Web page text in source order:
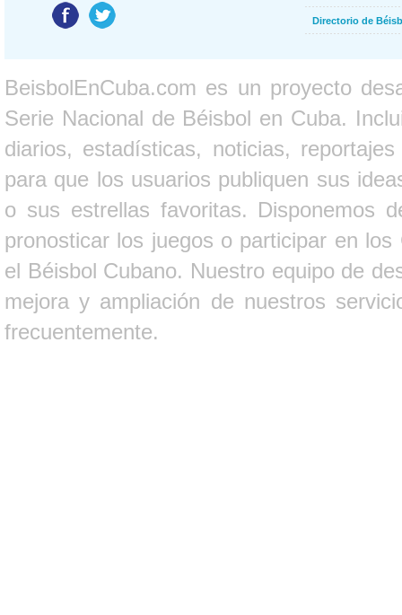
Directorio de
BeisbolEnCuba.com es un proyecto
Serie Nacional de Béisbol en Cuba.
diarios, estadísticas, noticias,
para que los usuarios publiquen sus
o sus estrellas favoritas. Disponemos
pronosticar los juegos o participar en
el Béisbol Cubano. Nuestro equipo de
mejora y ampliación de nuestros
frecuentemente.